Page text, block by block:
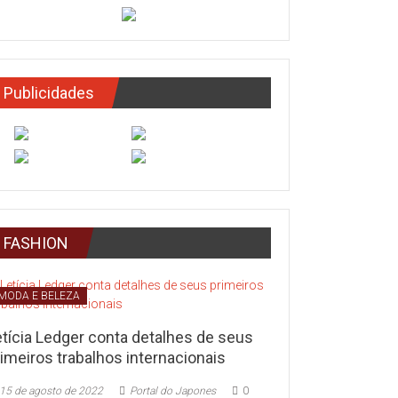
Publicidades
FASHION
E BELEZA
Ledger conta detalhes de seus
trabalhos internacionais
15 de agosto de 2022 Portal do Japones 0